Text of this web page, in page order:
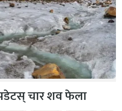
चार शव फेला